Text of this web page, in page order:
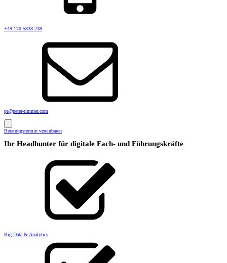
+49 170 5838 238
pt@peter-timmer.com
Beratungstermin vereinbaren
Ihr Headhunter für digitale Fach- und Führungskräfte
Big Data & Analytics